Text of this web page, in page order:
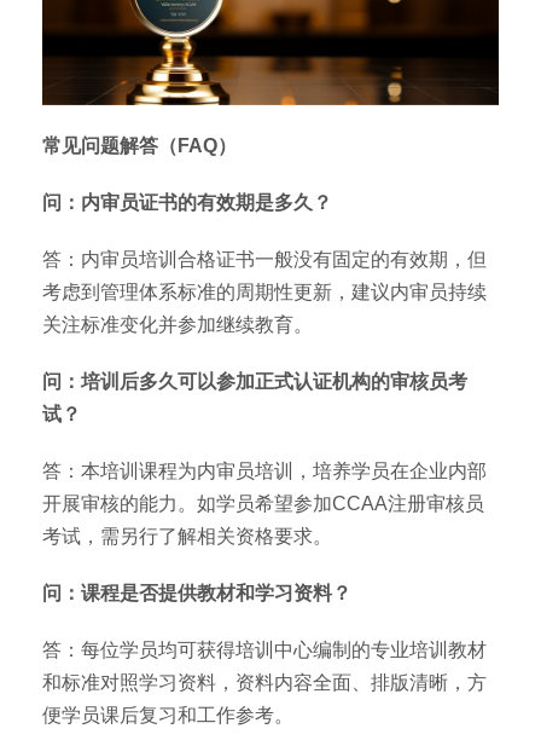
常见问题解答（FAQ）
问：内审员证书的有效期是多久？
答：内审员培训合格证书一般没有固定的有效期，但
考虑到管理体系标准的周期性更新，建议内审员持续
关注标准变化并参加继续教育。
问：培训后多久可以参加正式认证机构的审核员考
试？
答：本培训课程为内审员培训，培养学员在企业内部
开展审核的能力。如学员希望参加CCAA注册审核员
考试，需另行了解相关资格要求。
问：课程是否提供教材和学习资料？
答：每位学员均可获得培训中心编制的专业培训教材
和标准对照学习资料，资料内容全面、排版清晰，方
便学员课后复习和工作参考。